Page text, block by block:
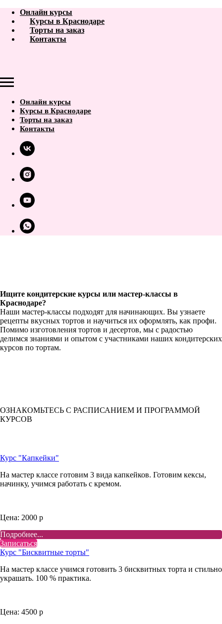
Онлайн курсы
Курсы в Краснодаре
Торты на заказ
Контакты
Онлайн курсы
Курсы в Краснодаре
Торты на заказ
Контакты
Ищите кондитерские курсы или мастер-классы в
Краснодаре?
Наши мастер-классы подходят для начинающих. Вы узнаете
рецепты вкусных тортов и научиться их оформлять, как профи.
Помимо изготовления тортов и десертов, мы с радостью
делимся знаниями и опытом с участниками наших кондитерских
курсов по тортам.
ОЗНАКОМЬТЕСЬ С РАСПИСАНИЕМ И ПРОГРАММОЙ
КУРСОВ
Курс "Капкейки"
На мастер классе готовим 3 вида капкейков. Готовим кексы,
начинку, учимся работать с кремом.
Цена: 2000 р
Подробнее...
Записаться
Курс "Бисквитные торты"
На мастер классе учимся готовить 3 бисквитных торта и стильно
украшать. 100 % практика.
Цена: 4500 р